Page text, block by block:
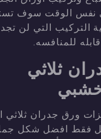
نفس الوقت سوف
التركيب التي لن
للمنافسه.
ثلاثي
خشبي
ورق جدران ثلاثي
فقط افضل شكل